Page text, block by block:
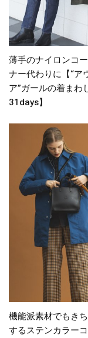
薄手のナイロンコ
ナー代わりに【“ア
ア”ガールの着まわ
31days】
機能派素材でもき
するステンカラー